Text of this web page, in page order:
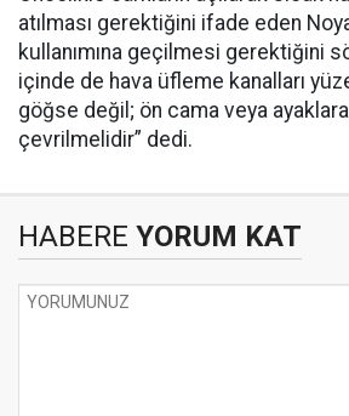
atılması gerektiğini ifade eden
kullanımına geçilmesi gerektiğini
içinde de hava üfleme kanalları
göğse değil; ön cama veya
çevrilmelidir” dedi.
HABERE YORUM KAT